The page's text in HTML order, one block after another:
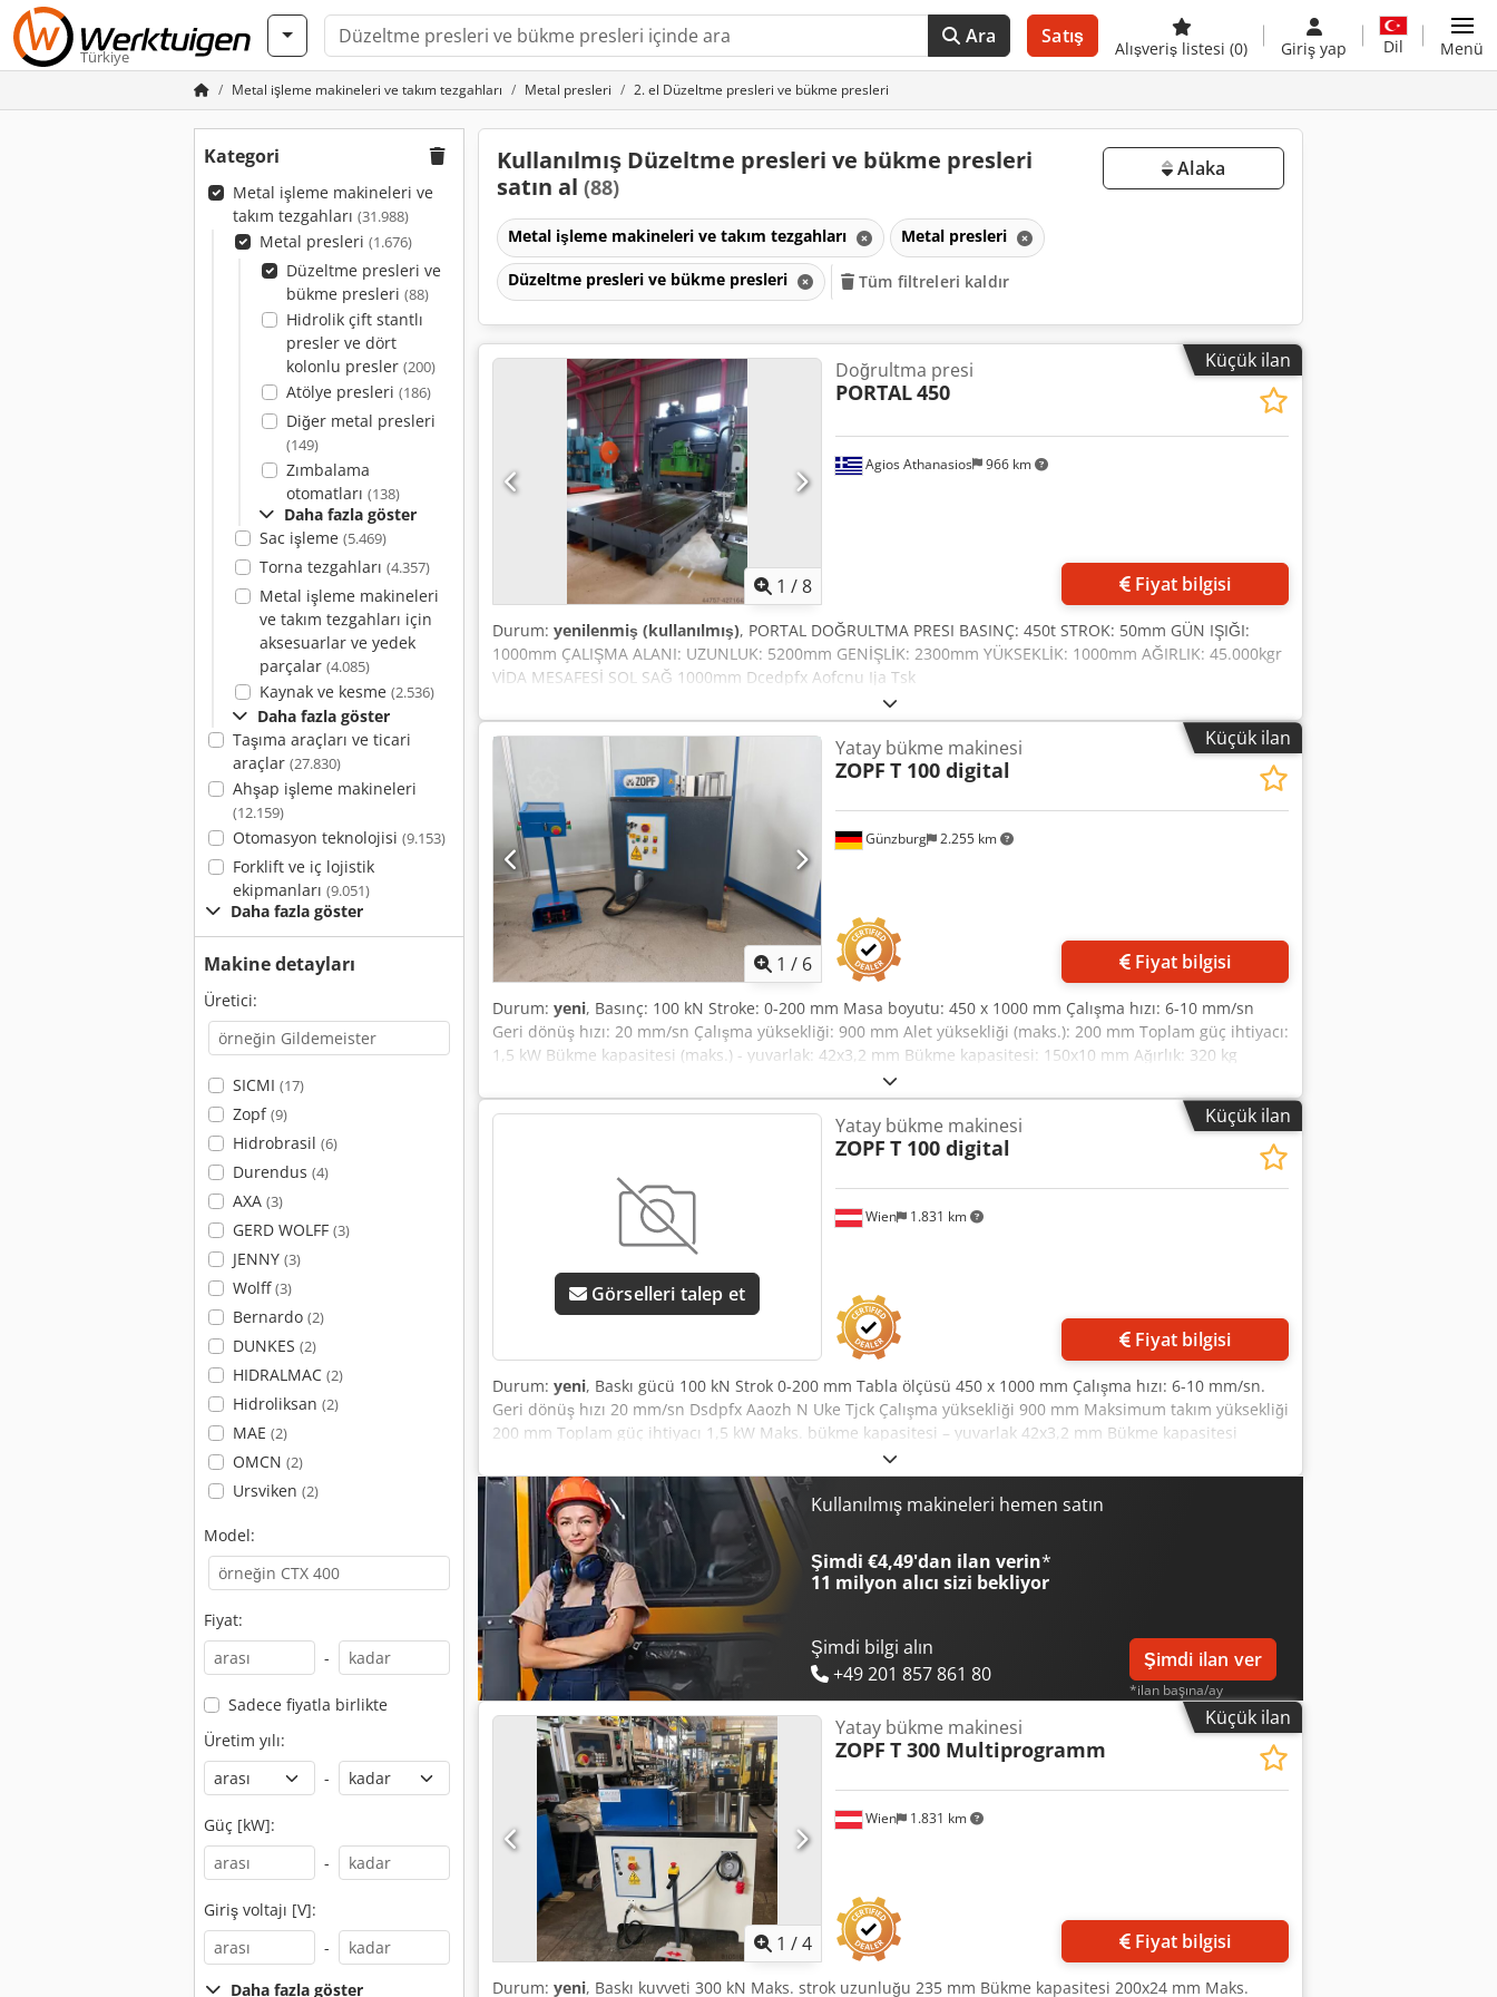
Türkiye
Ara Satış
Alışveriş listesi (0) Giriş yap Dil Menü
Metal işleme makineleri ve takım tezgahları Metal presleri 2. el Düzeltme presleri ve bükme presleri
Kategori
Metal işleme makineleri ve
takım tezgahları (31.988)
Metal presleri (1.676)
Düzeltme presleri ve
bükme presleri (88)
Hidrolik çift stantlı
presler ve dört
kolonlu presler (200)
Atölye presleri (186)
Diğer metal presleri
(149)
Zımbalama
otomatları (138)
Daha fazla göster
Sac işleme (5.469)
Torna tezgahları (4.357)
Metal işleme makineleri
ve takım tezgahları için
aksesuarlar ve yedek
parçalar (4.085)
Kaynak ve kesme (2.536)
Daha fazla göster
Taşıma araçları ve ticari
araçlar (27.830)
Ahşap işleme makineleri
(12.159)
Otomasyon teknolojisi (9.153)
Forklift ve iç lojistik
ekipmanları (9.051)
Daha fazla göster
Makine detayları
Üretici:
SICMI (17)
Zopf(9)
Hidrobrasil (6)
Durendus (4)
AXA (3)
GERD WOLFF (3)
JENNY (3)
Wolff(3)
Bernardo (2)
DUNKES (2)
HIDRALMAC (2)
Hidroliksan (2)
MAE (2)
OMCN (2)
Ursviken (2)
Model:
Fiyat:
-
Sadece fiyatla birlikte
Üretim yılı:
-
Güç [kW]:
-
Giriş voltajı [V]:
-
Daha fazla göster
Kullanılmış Düzeltme presleri ve bükme presleri
satın al (88)
Alaka
Metal işleme makineleri ve takım tezgahları Metal presleri
Düzeltme presleri ve bükme presleri Tüm filtreleri kaldır
Küçük ilan
1 /8
Agios Athanasios 966 km
Doğrultma presi
PORTAL450
Fiyat bilgisi
Durum: yenilenmiş (kullanılmış), PORTAL DOĞRULTMA PRESI BASINÇ: 450t STROK: 50mm GÜN IŞIĞI:
1000mm ÇALIŞMA ALANI: UZUNLUK: 5200mm GENİŞLİK: 2300mm YÜKSEKLİK: 1000mm AĞIRLIK: 45.000kgr
VİDA MESAFESİ SOL SAĞ 1000mm Dcedpfx Aofcnu Ija Tsk
Küçük ilan
1 / 6
Günzburg 2.255 km
Yatay bükme makinesi
ZOPF T 100 digital
Fiyat bilgisi
Durum: yeni, Basınç: 100 kN Stroke: 0-200 mm Masa boyutu: 450 x 1000 mm Çalışma hızı: 6-10 mm/sn
Geri dönüş hızı: 20 mm/sn Çalışma yüksekliği: 900 mm Alet yüksekliği (maks.): 200 mm Toplam güç ihtiyacı:
1,5 kW Bükme kapasitesi (maks.) - yuvarlak: 42x3,2 mm Bükme kapasitesi: 150x10 mm Ağırlık: 320 kg
Ölçüler: 1010x480x1120 mm Dcedpfx Aaezr Rp Dj Tsk *2 elle kullanıma uygun özel model* Aksesuarlar: -
Ayak pedalı -Dijital gösterge dahildir -Pim olmadan bükme pimi dahildir -Matrisler için alet tutucu dahildir
Küçük ilan
Görselleri talep et
Wien 1.831 km
Yatay bükme makinesi
ZOPF T 100 digital
Fiyat bilgisi
Durum: yeni, Baskı gücü 100 kN Strok 0-200 mm Tabla ölçüsü 450 x 1000 mm Çalışma hızı: 6-10 mm/sn.
Geri dönüş hızı 20 mm/sn Dsdpfx Aaozh N Uke Tjck Çalışma yüksekliği 900 mm Maksimum takım yüksekliği
200 mm Toplam güç ihtiyacı 1,5 kW Maks. bükme kapasitesi – yuvarlak 42x3,2 mm Bükme kapasitesi
150x10 mm Ağırlık 320 kg Boyutlar 1010x480x1120 mm Aksesuarlar: - Ayak pedalı - Dijital gösterge - Pimsiz
zımba - Kalıp için takım tutucu - V Kalıp V 63 dahil - Zımba R 5
Kullanılmış makineleri hemen satın
Şimdi €4,49'dan ilan verin*
11 milyon alıcı sizi bekliyor
Şimdi bilgi alın
+49 201 857 861 80
Şimdi ilan ver
*ilan başına/ay
Küçük ilan
1 /4
Wien 1.831 km
Yatay bükme makinesi
ZOPF T 300 Multiprogramm
Fiyat bilgisi
Durum: yeni, Baskı kuvveti 300 kN Maks. strok uzunluğu 235 mm Bükme kapasitesi 200x24 mm Maks.